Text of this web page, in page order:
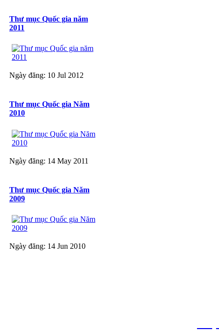
Thư mục Quốc gia năm
2011
Ngày đăng: 10 Jul 2012
Thư mục Quốc gia Năm
2010
Ngày đăng: 14 May 2011
Thư mục Quốc gia Năm
2009
Ngày đăng: 14 Jun 2010